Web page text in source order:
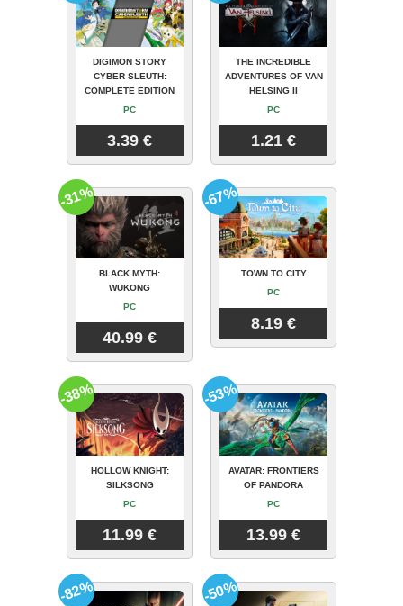
DIGIMON STORY
CYBER SLEUTH:
COMPLETE EDITION
PC
3.39 €
THE INCREDIBLE
ADVENTURES OF VAN
HELSING II
PC
1.21 €
BLACK MYTH:
WUKONG
PC
40.99 €
-31%
TOWN TO CITY
PC
8.19 €
-67%
HOLLOW KNIGHT:
SILKSONG
PC
11.99 €
-38%
AVATAR: FRONTIERS
OF PANDORA
PC
13.99 €
-53%
-82% -50%